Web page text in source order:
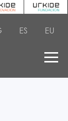
ES EU